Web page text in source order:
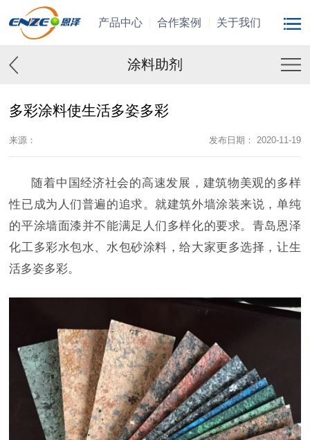
产品中心 合作案例 关于我们
涂料助剂
多彩涂料使生活多姿多彩
来源： 发布日期： 2020-11-19
随着中国经济社会的高速发展，建筑物美观的多样
性已成为人们普遍的追求。就建筑外墙涂装来说，单纯
的平涂墙面漆并不能满足人们多样化的要求。青岛恩泽
化工多彩水包水、水包砂涂料，给大家更多选择，让生
活多姿多彩。